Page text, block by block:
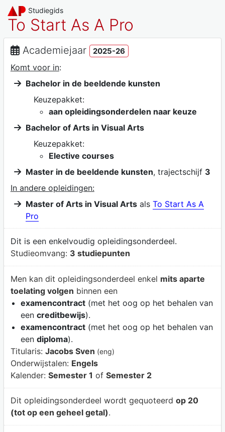
Studiegids
To Start As A Pro
Academiejaar 2025-26
Komt voor in:
Bachelor in de beeldende kunsten
Keuzepakket:
aan opleidingsonderdelen naar keuze
Bachelor of Arts in Visual Arts
Keuzepakket:
Elective courses
Master in de beeldende kunsten, trajectschijf 3
In andere opleidingen:
Master of Arts in Visual Artsals To Start As A
Pro
Dit is een enkelvoudig opleidingsonderdeel.
Studieomvang: 3 studiepunten
Men kan dit opleidingsonderdeel enkel mits aparte
toelating volgen binnen een
examencontract(met het oog op het behalen van
een creditbewijs).
examencontract(met het oog op het behalen van
een diploma).
Titularis: Jacobs Sven (eng)
Onderwijstalen: Engels
Kalender: Semester 1 of Semester 2
Dit opleidingsonderdeel wordt gequoteerd op 20
(tot op een geheel getal).